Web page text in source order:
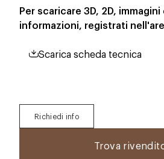
Per scaricare 3D, 2D, immagini
informazioni, registrati
Scarica scheda tecnica
Richiedi info
Trova